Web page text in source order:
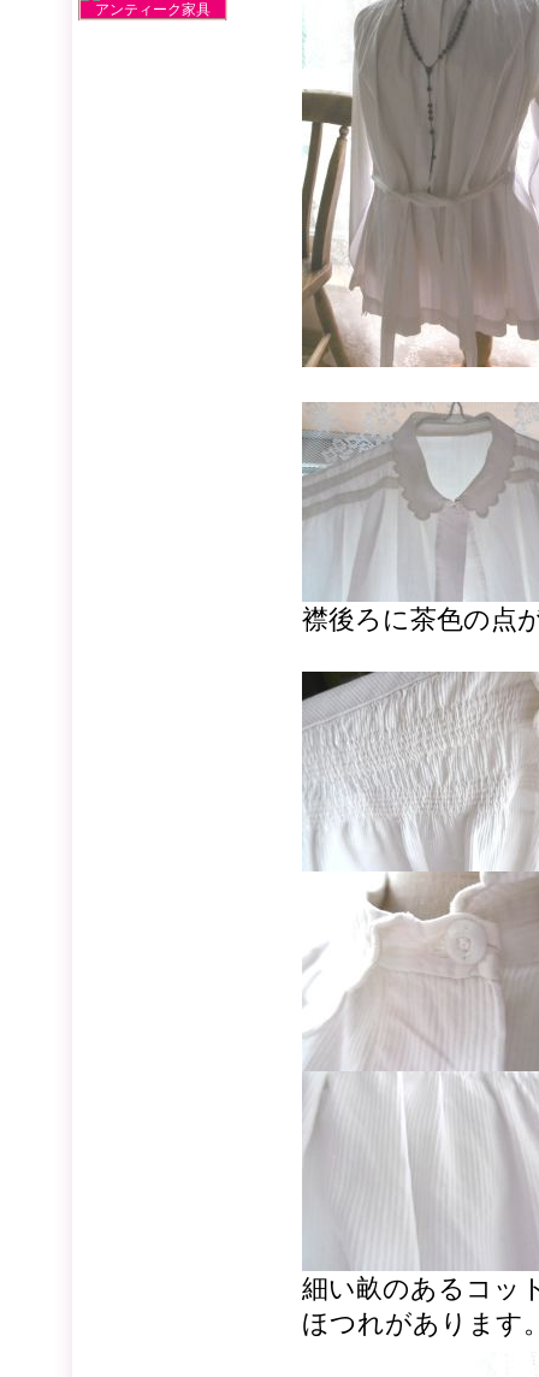
アンティーク家具
襟後ろに茶色の点
細い畝のあるコッ
ほつれがあります